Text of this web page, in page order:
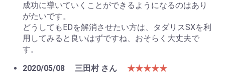
成功に導いていくことができるようになるのはあり
がたいです。
どうしてもEDを解消させたい方は、タダリスSXを利
用してみると良いはずですね、おそらく大丈夫で
す。
2020/05/08
三田村 さん
★★★★★